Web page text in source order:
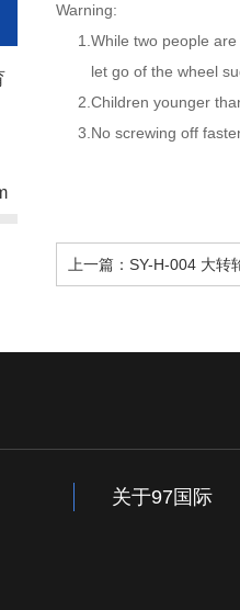
Warning:
1.While two people are
let go of the wheel
2.Children younger
3.No screwing off
上一篇：SY-H-004 大转
关于97国际